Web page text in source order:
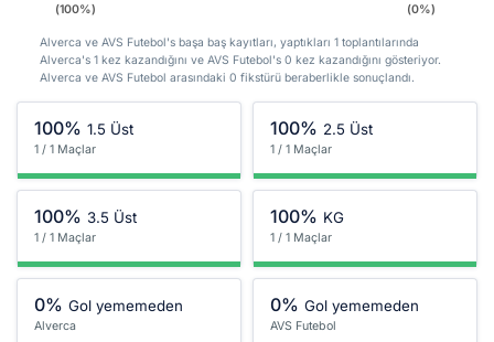
(100%) (0%)
Alverca ve AVS Futebol's başa baş kayıtları, yaptıkları 1 toplantılarında
Alverca's 1 kez kazandığını ve AVS Futebol's 0 kez kazandığını gösteriyor.
Alverca ve AVS Futebol arasındaki 0 fikstürü beraberlikle sonuçlandı.
100% 1.5 Üst
1 / 1 Maçlar
100% 2.5 Üst
1 / 1 Maçlar
100% 3.5 Üst
1 / 1 Maçlar
100% KG
1 / 1 Maçlar
0% Gol yememeden
Alverca
0% Gol yememeden
AVS Futebol